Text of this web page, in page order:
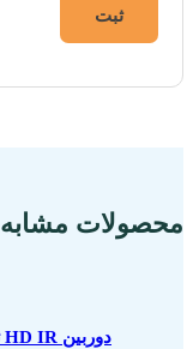
محصولات مشابه
دوربین HD IR ثابت تحت شبکه دی لینک مدل DCS-7110